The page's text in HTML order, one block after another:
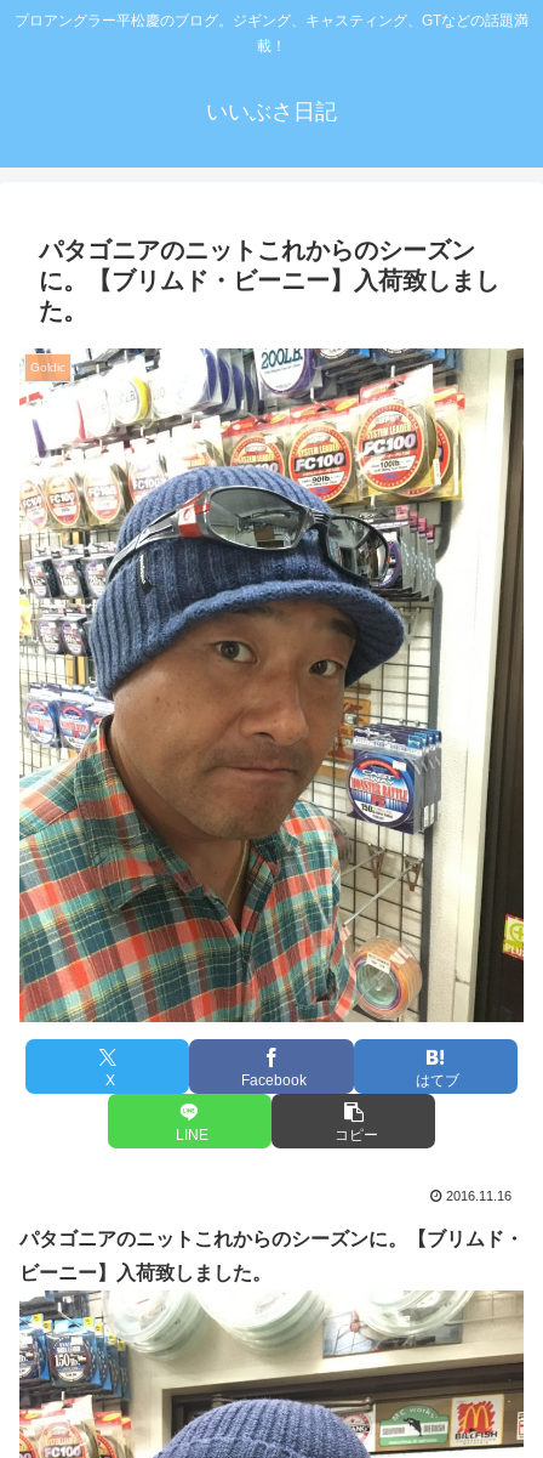
プロアングラー平松慶のブログ。ジギング、キャスティング、GTなどの話題満
載！
いいぶさ日記
パタゴニアのニットこれからのシーズン
に。【ブリムド・ビーニー】入荷致しまし
た。
Goldic
X Facebook はてブ
LINE コピー
2016.11.16
パタゴニアのニットこれからのシーズンに。【ブリムド・
ビーニー】入荷致しました。